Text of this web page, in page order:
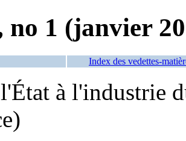
no 1 (janvier
Index des vedettes-
à l'industrie